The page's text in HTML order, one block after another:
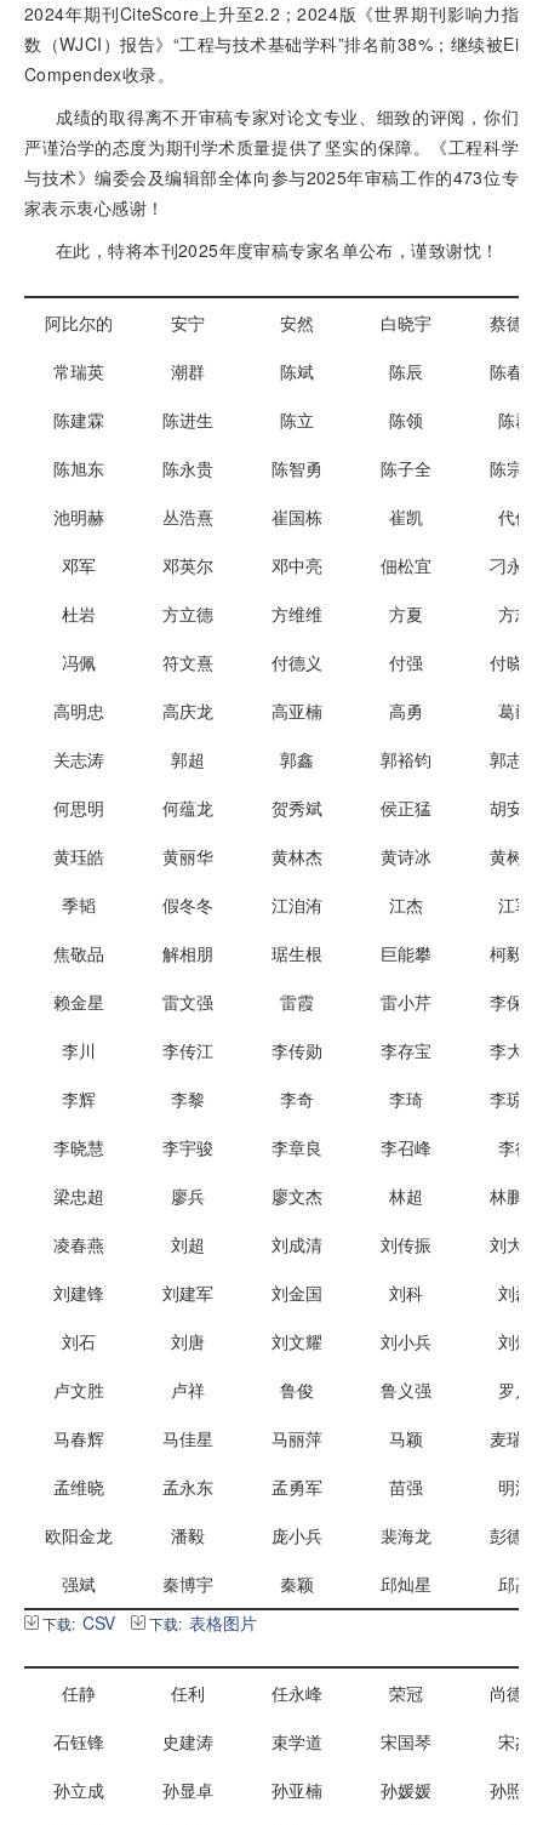
2024年期刊CiteScore上升至2.2；2024版《世界期刊影响力指
数（WJCI）报告》“工程与技术基础学科”排名前38%；继续被Ei
Compendex收录。
成绩的取得离不开审稿专家对论文专业、细致的评阅，你们
严谨治学的态度为期刊学术质量提供了坚实的保障。《工程科学
与技术》编委会及编辑部全体向参与2025年审稿工作的473位专
家表示衷心感谢！
在此，特将本刊2025年度审稿专家名单公布，谨致谢忱！
阿比尔的 安宁 安然 白晓宇
蔡德钩
常瑞英
潮群 陈斌 陈辰
陈春宇
陈建霖
陈进生 陈立 陈领
陈群
陈旭东
陈永贵 陈智勇 陈子全
陈宗平
池明赫
丛浩熹 崔国栋 崔凯
代伟
邓军
邓英尔 邓中亮 佃松宜
刁永发
杜岩
方立德 方维维 方夏
方志
冯佩
符文熹 付德义 付强
付晓东
高明忠
高庆龙 高亚楠 高勇
葛巍
关志涛
郭超 郭鑫 郭裕钧
郭志学
何思明
何蕴龙 贺秀斌 侯正猛
胡安奎
黄珏皓
黄丽华 黄林杰 黄诗冰
黄树东
季韬
假冬冬 江洎洧 江杰
江军
焦敬品
解相朋 琚生根 巨能攀
柯毅明
赖金星
雷文强 雷霞 雷小芹
李保宏
李川
李传江 李传勋 李存宝
李大勇
李辉
李黎 李奇 李琦
李琼林
李晓慧
李宇骏 李章良 李召峰
李征
梁忠超
廖兵 廖文杰 林超
林鹏智
凌春燕
刘超 刘成清 刘传振
刘大龙
刘建锋
刘建军 刘金国 刘科
刘磊
刘石
刘唐 刘文耀 刘小兵
刘烨
卢文胜
卢祥 鲁俊 鲁义强
罗川
马春辉
马佳星 马丽萍 马颖
麦瑞坤
孟维晓
孟永东 孟勇军 苗强
明波
欧阳金龙
潘毅 庞小兵 裴海龙
彭德中
强斌
秦博宇 秦颖 邱灿星 邱高
下载: CSV 下载: 表格图片
任静 任利 任永峰 荣冠
尚德磊
石钰锋
史建涛 束学道 宋国琴
宋杰
孙立成
孙显卓 孙亚楠 孙媛媛
孙照勇